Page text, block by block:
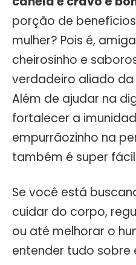
porção de
mulher? Pois é,
cheirosinho e
verdadeiro aliado da
Além de ajudar na
fortalecer a
empurrãozinho na
também é super
Se você está
cuidar do corpo,
ou até melhorar o
entender tudo sobre